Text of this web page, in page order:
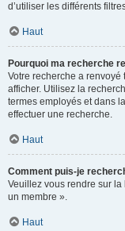
d’utiliser les différents
Haut
Pourquoi ma recherche
Votre recherche a
afficher. Utilisez la
termes employés et dans
effectuer une recherche.
Haut
Comment puis-je
Veuillez vous rendre sur
un membre ».
Haut